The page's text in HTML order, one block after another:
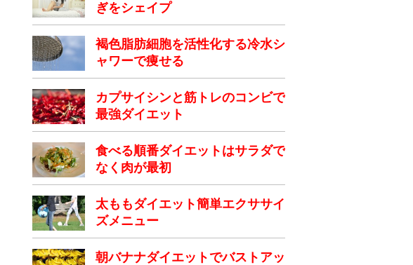
ぎをシェイプ
褐色脂肪細胞を活性化する冷水シ
ャワーで痩せる
カプサイシンと筋トレのコンビで
最強ダイエット
食べる順番ダイエットはサラダで
なく肉が最初
太ももダイエット簡単エクササイ
ズメニュー
朝バナナダイエットでバストアッ